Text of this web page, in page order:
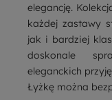
elegancję.
każdej zastawy
jak i bardziej
doskonale
eleganckich
Łyżkę można